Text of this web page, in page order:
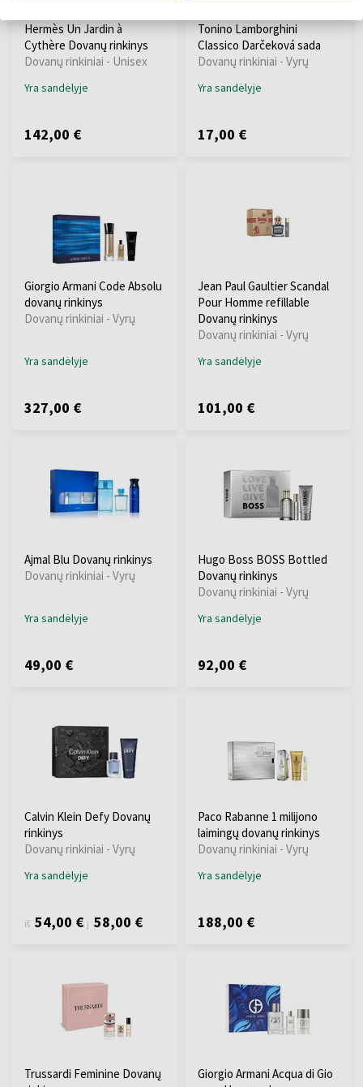
Hermès Un Jardin à
Cythère Dovanų rinkinys
Dovanų rinkiniai - Unisex
Yra sandėlyje
142,00 €
Tonino Lamborghini
Classico Darčeková sada
Dovanų rinkiniai - Vyrų
Yra sandėlyje
17,00 €
Giorgio Armani Code Absolu
dovanų rinkinys
Dovanų rinkiniai - Vyrų
Yra sandėlyje
327,00 €
Jean Paul Gaultier Scandal
Pour Homme refillable
Dovanų rinkinys
Dovanų rinkiniai - Vyrų
Yra sandėlyje
101,00 €
Ajmal Blu Dovanų rinkinys
Dovanų rinkiniai - Vyrų
Yra sandėlyje
49,00 €
Hugo Boss BOSS Bottled
Dovanų rinkinys
Dovanų rinkiniai - Vyrų
Yra sandėlyje
92,00 €
Calvin Klein Defy Dovanų
rinkinys
Dovanų rinkiniai - Vyrų
Yra sandėlyje
iš 54,00 € į 58,00 €
Paco Rabanne 1 milijono
laimingų dovanų rinkinys
Dovanų rinkiniai - Vyrų
Yra sandėlyje
188,00 €
Trussardi Feminine Dovanų
Giorgio Armani Acqua di Gio